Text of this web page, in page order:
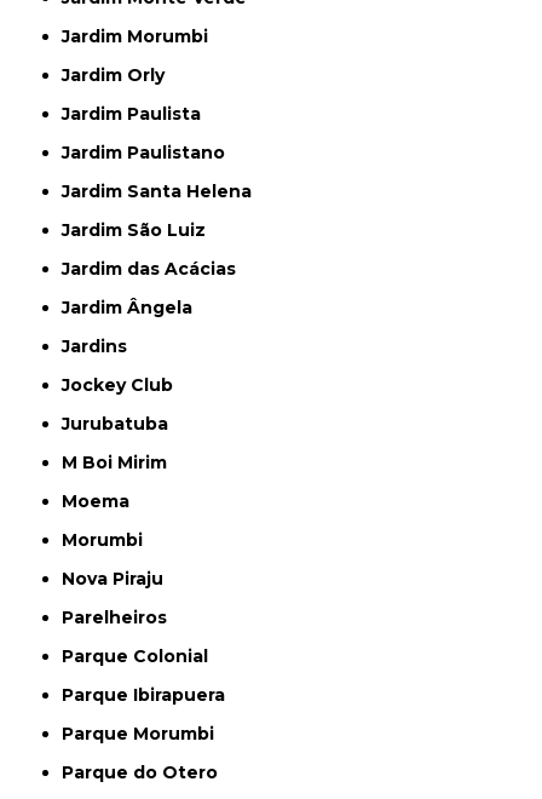
Jardim Morumbi
Jardim Orly
Jardim Paulista
Jardim Paulistano
Jardim Santa Helena
Jardim São Luiz
Jardim das Acácias
Jardim Ângela
Jardins
Jockey Club
Jurubatuba
M Boi Mirim
Moema
Morumbi
Nova Piraju
Parelheiros
Parque Colonial
Parque Ibirapuera
Parque Morumbi
Parque do Otero